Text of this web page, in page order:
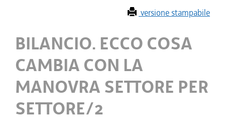
versione stampabile
BILANCIO. ECCO COSA
CAMBIA CON LA
MANOVRA SETTORE PER
SETTORE/2